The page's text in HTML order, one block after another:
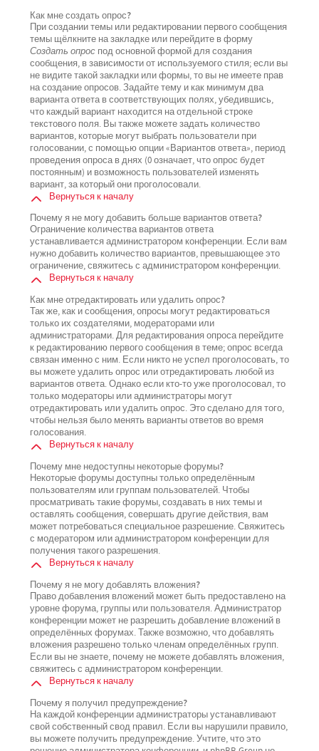
Как мне создать опрос?
При создании темы или редактировании первого сообщения
темы щёлкните на закладке или перейдите в форму
Создать опроспод основной формой для создания
сообщения, в зависимости от используемого стиля; если вы
не видите такой закладки или формы, то вы не имеете прав
на создание опросов. Задайте тему и как минимум два
варианта ответа в соответствующих полях, убедившись,
что каждый вариант находится на отдельной строке
текстового поля. Вы также можете задать количество
вариантов, которые могут выбрать пользователи при
голосовании, с помощью опции «Вариантов ответа», период
проведения опроса в днях (0 означает, что опрос будет
постоянным) и возможность пользователей изменять
вариант, за который они проголосовали.
Вернуться к началу
Почему я не могу добавить больше вариантов ответа?
Ограничение количества вариантов ответа
устанавливается администратором конференции. Если вам
нужно добавить количество вариантов, превышающее это
ограничение, свяжитесь с администратором конференции.
Вернуться к началу
Как мне отредактировать или удалить опрос?
Так же, как и сообщения, опросы могут редактироваться
только их создателями, модераторами или
администраторами. Для редактирования опроса перейдите
к редактированию первого сообщения в теме; опрос всегда
связан именно с ним. Если никто не успел проголосовать, то
вы можете удалить опрос или отредактировать любой из
вариантов ответа. Однако если кто-то уже проголосовал, то
только модераторы или администраторы могут
отредактировать или удалить опрос. Это сделано для того,
чтобы нельзя было менять варианты ответов во время
голосования.
Вернуться к началу
Почему мне недоступны некоторые форумы?
Некоторые форумы доступны только определённым
пользователям или группам пользователей. Чтобы
просматривать такие форумы, создавать в них темы и
оставлять сообщения, совершать другие действия, вам
может потребоваться специальное разрешение. Свяжитесь
с модератором или администратором конференции для
получения такого разрешения.
Вернуться к началу
Почему я не могу добавлять вложения?
Право добавления вложений может быть предоставлено на
уровне форума, группы или пользователя. Администратор
конференции может не разрешить добавление вложений в
определённых форумах. Также возможно, что добавлять
вложения разрешено только членам определённых групп.
Если вы не знаете, почему не можете добавлять вложения,
свяжитесь с администратором конференции.
Вернуться к началу
Почему я получил предупреждение?
На каждой конференции администраторы устанавливают
свой собственный свод правил. Если вы нарушили правило,
вы можете получить предупреждение. Учтите, что это